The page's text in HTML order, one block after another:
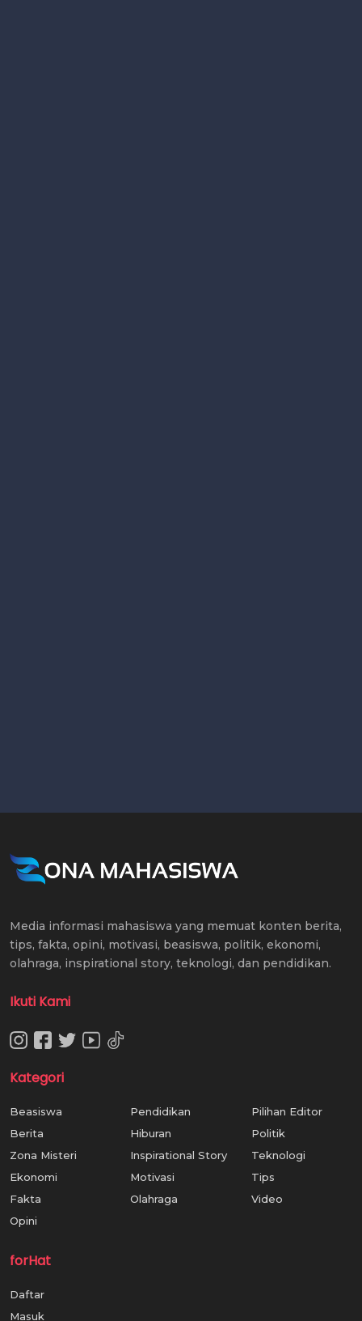
Media informasi mahasiswa yang memuat konten berita,
tips, fakta, opini, motivasi, beasiswa, politik, ekonomi,
olahraga, inspirational story, teknologi, dan pendidikan.
Ikuti Kami
Kategori
Beasiswa
Berita
Zona Misteri
Ekonomi
Fakta
Opini
Pendidikan
Hiburan
Inspirational Story
Motivasi
Olahraga
Pilihan Editor
Politik
Teknologi
Tips
Video
forHat
Daftar
Masuk